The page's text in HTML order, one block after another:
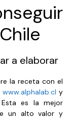
a elaborar
la receta con el
www.alphalab.cly
es la mejor
un alto valor y